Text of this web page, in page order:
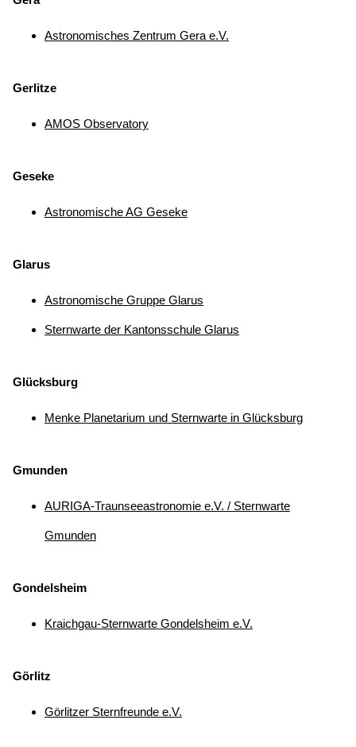
Astronomisches Zentrum Gera e.V.
Gerlitze
AMOS Observatory
Geseke
Astronomische AG Geseke
Glarus
Astronomische Gruppe Glarus
Sternwarte der Kantonsschule Glarus
Glücksburg
Menke Planetarium und Sternwarte in Glücksburg
Gmunden
AURIGA-Traunseeastronomie e.V. / Sternwarte
Gmunden
Gondelsheim
Kraichgau-Sternwarte Gondelsheim e.V.
Görlitz
Görlitzer Sternfreunde e.V.